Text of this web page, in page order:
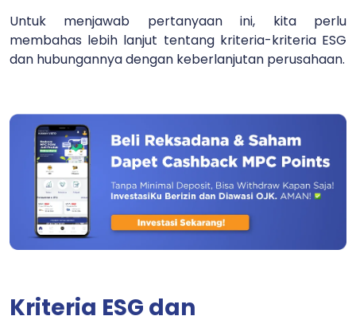
Untuk menjawab pertanyaan ini, kita perlu
membahas lebih lanjut tentang kriteria-kriteria ESG
dan hubungannya dengan keberlanjutan perusahaan.
Kriteria ESG dan